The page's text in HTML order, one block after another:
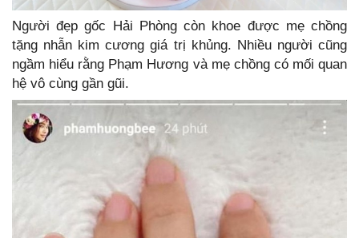
Người đẹp gốc Hải Phòng còn khoe được mẹ chồng
tặng nhẫn kim cương giá trị khủng. Nhiều người cũng
ngầm hiểu rằng Phạm Hương và mẹ chồng có mối quan
hệ vô cùng gần gũi.